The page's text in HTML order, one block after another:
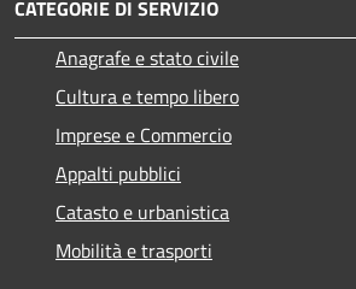
CATEGORIE DI SERVIZIO
Anagrafe e stato civile
Cultura e tempo libero
Imprese e Commercio
Appalti pubblici
Catasto e urbanistica
Mobilità e trasporti